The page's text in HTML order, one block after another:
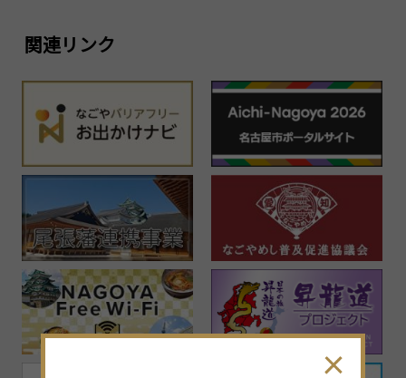
関連リンク